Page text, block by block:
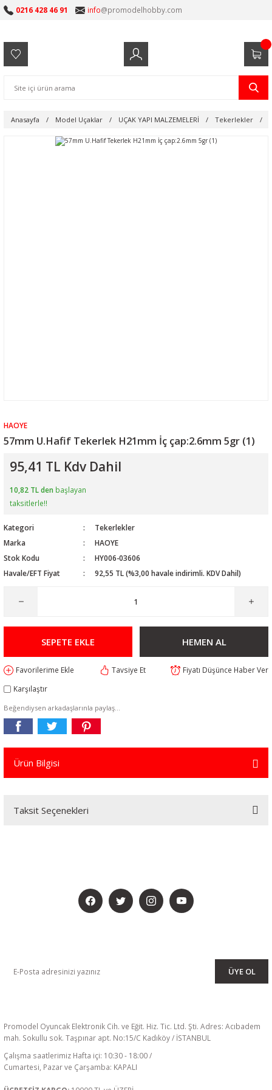
0216 428 46 91 info@promodelhobby.com
Anasayfa Model Uçaklar UÇAK YAPI MALZEMELERİ Tekerlekler
HAOYE
57mm U.Hafif Tekerlek H21mm İç çap:2.6mm 5gr (1)
95,41 TL Kdv Dahil
10,82 TL den başlayan
taksitlerle!!
Kategori
Tekerlekler
Marka
HAOYE
Stok Kodu
HY006-03606
Havale/EFT Fiyat
92,55 TL (%3,00 havale indirimli. KDV Dahil)
SEPETE EKLE HEMEN AL
Tavsiye Et
Fiyatı Düşünce Haber Ver
Karşılaştır
Beğendiysen arkadaşlarınla paylaş...
Ürün Bilgisi
Taksit Seçenekleri
ÜYE OL
Promodel Oyuncak Elektronik Cih. ve Eğit. Hiz. Tic. Ltd. Şti. Adres: Acıbadem
mah. Sokullu sok. Taşpınar apt. No:15/C Kadıköy / İSTANBUL
Çalışma saatlerimiz Hafta içi: 10:30 - 18:00 /
Cumartesi, Pazar ve Çarşamba: KAPALI